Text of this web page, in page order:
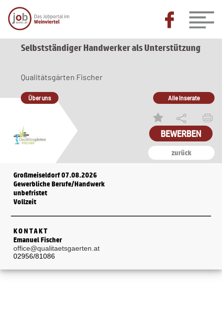
Selbstständiger Handwerker als Unterstützung
zurück
Qualitätsgärten Fischer
Über uns Alle Inserate
BEWERBEN
Großmeiseldorf 07.08.2026
Gewerbliche Berufe/Handwerk
unbefristet
Vollzeit
KONTAKT
Emanuel Fischer
office@qualitaetsgaerten.at
02956/81086